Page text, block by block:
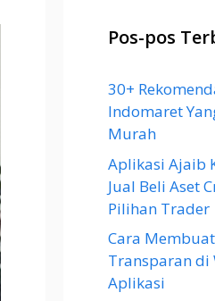
Pos-pos
30+
Indomaret
Murah
Aplikasi Ajaib
Jual Beli Aset
Pilihan Trader
Cara
Transparan di
Aplikasi